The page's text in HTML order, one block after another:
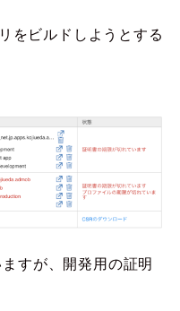
をビルドしようとする
すが、開発用の証明